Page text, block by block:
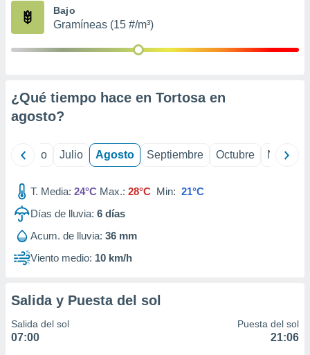
publicidad
1199
Bajo
Gramíneas (15 #/m³)
¿Qué tiempo hace en Tortosa en
agosto?
Junio Julio Agosto Septiembre Octubre
T. Media: 24°C Max.: 28°C Min: 21°C
Días de lluvia: 6 días
Acum. de lluvia: 36 mm
Viento medio: 10 km/h
Salida y Puesta del sol
Salida del sol
07:00
Puesta del sol
21:06